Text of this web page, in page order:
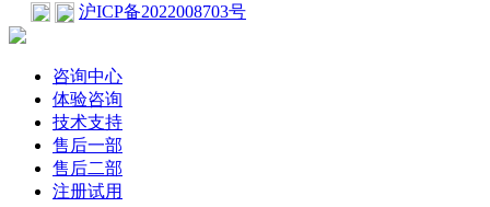
沪ICP备2022008703号
咨询中心
体验咨询
技术支持
售后一部
售后二部
注册试用